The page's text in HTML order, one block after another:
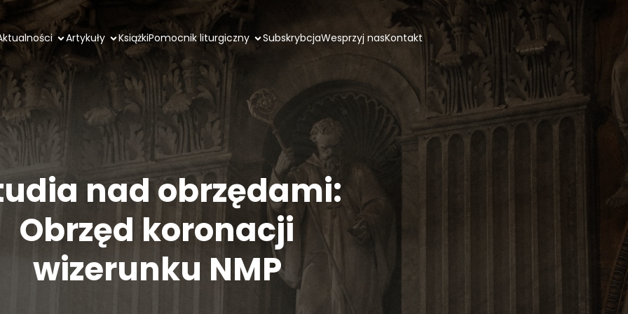
Artykuły KsiążkiPomocnik liturgiczny SubskrybcjaWesprzyj nasKontakt
nad obrzędami:
Obrzęd koronacji
wizerunku NMP